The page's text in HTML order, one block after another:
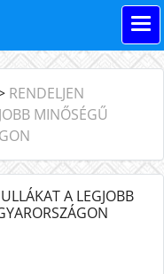
RENDELJEN
MINŐSÉGŰ
A LEGJOBB